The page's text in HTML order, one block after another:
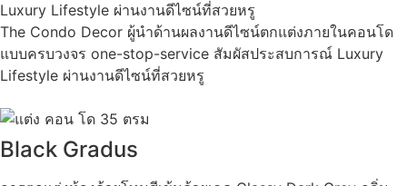
Luxury Lifestyle ผ่านงานดีไซน์ที่สวยหรู
The Condo Decor ผู้นําด้านผลงานดีไซน์ตกแต่งภายในคอนโด
แบบครบวงจร one-stop-service สัมผัสประสบการณ์ Luxury
Lifestyle ผ่านงานดีไซน์ที่สวยหรู
Black Gradus